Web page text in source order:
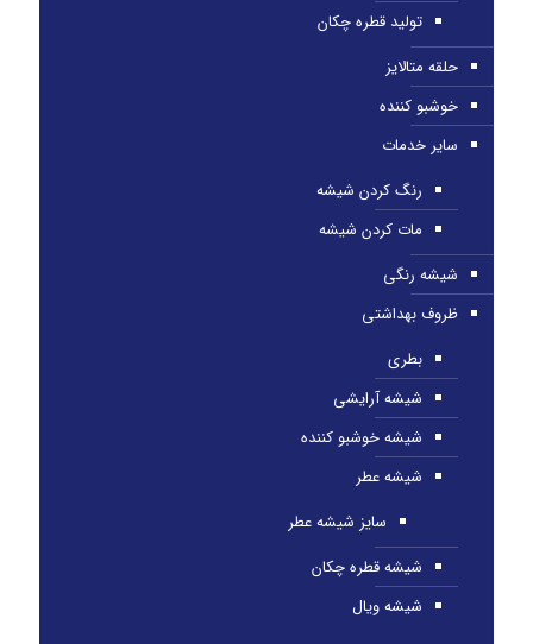
تولید قطره چکان
حلقه متالایز
خوشبو کننده
سایر خدمات
رنگ کردن شیشه
مات کردن شیشه
شیشه رنگی
ظروف بهداشتی
بطری
شیشه آرایشی
شیشه خوشبو کننده
شیشه عطر
سایز شیشه عطر
شیشه قطره چکان
شیشه ویال